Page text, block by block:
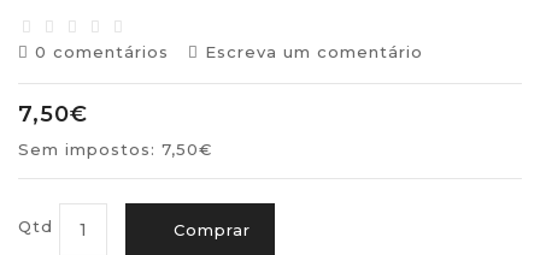
0 comentários Escreva um comentário
7,50€
Sem impostos: 7,50€
Qtd Comprar